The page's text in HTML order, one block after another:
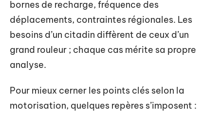
bornes de recharge, fréquence des
déplacements, contraintes régionales. Les
besoins d’un citadin diffèrent de ceux d’un
grand rouleur ; chaque cas mérite sa propre
analyse.
Pour mieux cerner les points clés selon la
motorisation, quelques repères s’imposent :